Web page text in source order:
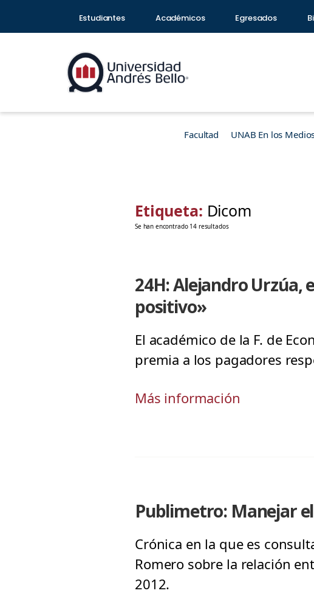
Estudiantes Académicos Egresados
Facultad UNAB En los
Etiqueta: Dicom
Se han encontrado 14 resultados
24H: Alejandro Urzúa,
positivo»
El académico de la F. de
premia a los pagadores
Más información
Publimetro: Manejar
Crónica en la que es
Romero sobre la relación
2012.